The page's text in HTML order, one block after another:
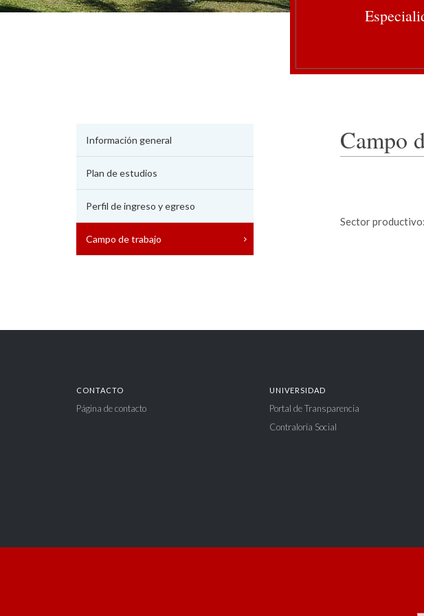
Información general
Plan de estudios
Perfil de ingreso y egreso
Campo de trabajo
Campo
Sector
CONTACTO
Página de contacto
UNIVERSIDAD
Portal de Transparencia
Contraloría Social